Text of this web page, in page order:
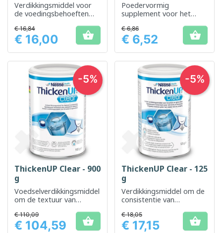
Verdikkingsmiddel voor
de voedingsbehoeften
Prijs
€ 16,84
€ 16,00 
Poedervormig
supplement voor het
vloeibare
voedingsmiddelen
Prijs
€ 6,86
€ 6,52 
ThickenUP Clear - 900
g
Voedselverdikkingsmiddel
om de textuur van
voedingsmiddelen te
verbeteren
Prijs
€ 110,09
€ 104,59 
-5%
ThickenUP Clear - 125
g
Verdikkingsmiddel om de
consistentie van
voedingsmiddelen te
verbeteren
Prijs
€ 18,05
€ 17,15 
-5%